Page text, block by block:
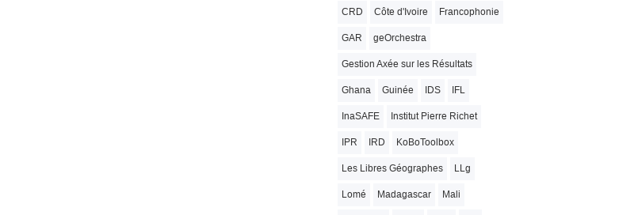
CRD Côte d'Ivoire Francophonie
GAR geOrchestra
Gestion Axée sur les Résultats
Ghana Guinée IDS IFL
InaSAFE Institut Pierre Richet
IPR IRD KoBoToolbox
Les Libres Géographes LLg
Lomé Madagascar Mali